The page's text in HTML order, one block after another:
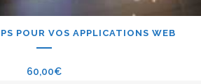
POUR VOS APPLICATIONS WEB
60,00€